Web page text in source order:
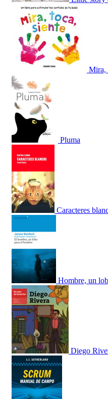
Mira,
Pluma
Caracteres
Hombre, un
Diego